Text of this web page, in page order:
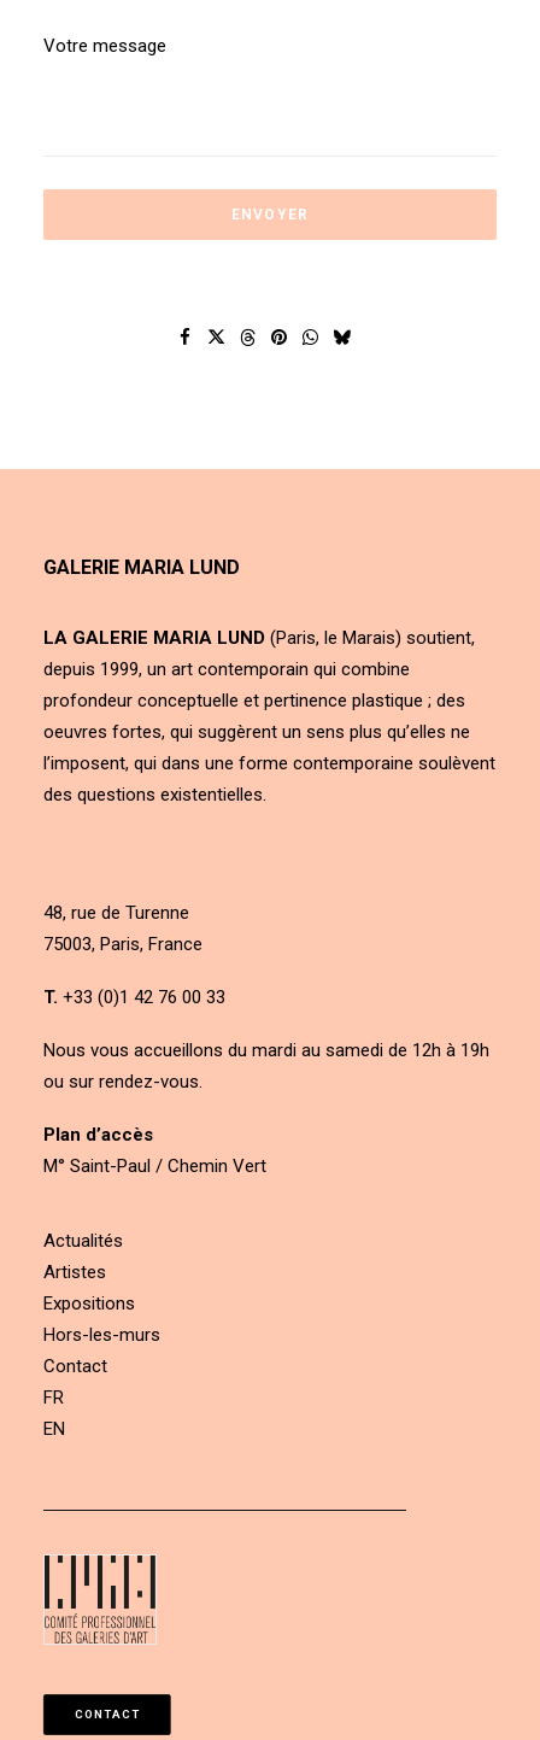
GALERIE MARIA LUND
LA GALERIE MARIA LUND (Paris, le Marais) soutient,
depuis 1999, un art contemporain qui combine
profondeur conceptuelle et pertinence plastique ; des
oeuvres fortes, qui suggèrent un sens plus qu’elles ne
l’imposent, qui dans une forme contemporaine soulèvent
des questions existentielles.
48, rue de Turenne
75003, Paris, France
T. +33 (0)1 42 76 00 33
Nous vous accueillons du mardi au samedi de 12h à 19h
ou sur rendez-vous.
Plan d’accès
M° Saint-Paul / Chemin Vert
Actualités
Artistes
Expositions
Hors-les-murs
Contact
FR
EN
CONTACT